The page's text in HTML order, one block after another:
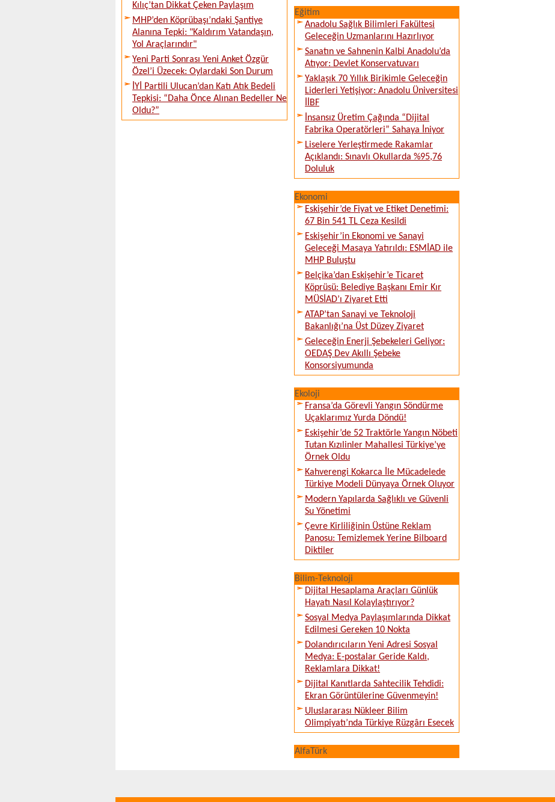
Kılıç’tan Dikkat Çeken Paylaşım
MHP’den Köprübaşı’ndaki Şantiye
Alanına Tepki: "Kaldırım Vatandaşın,
Yol Araçlarındır"
Yeni Parti Sonrası Yeni Anket Özgür
Özel’i Üzecek: Oylardaki Son Durum
İYİ Partili Ulucan’dan Katı Atık Bedeli
Tepkisi: “Daha Önce Alınan Bedeller Ne
Oldu?”
Eğitim
Anadolu Sağlık Bilimleri Fakültesi
Geleceğin Uzmanlarını Hazırlıyor
Sanatın ve Sahnenin Kalbi Anadolu’da
Atıyor: Devlet Konservatuvarı
Yaklaşık 70 Yıllık Birikimle Geleceğin
Liderleri Yetişiyor: Anadolu Üniversitesi
İİBF
İnsansız Üretim Çağında “Dijital
Fabrika Operatörleri” Sahaya İniyor
Liselere Yerleştirmede Rakamlar
Açıklandı: Sınavlı Okullarda %95,76
Doluluk
Ekonomi
Eskişehir’de Fiyat ve Etiket Denetimi:
67 Bin 541 TL Ceza Kesildi
Eskişehir’in Ekonomi ve Sanayi
Geleceği Masaya Yatırıldı: ESMİAD ile
MHP Buluştu
Belçika’dan Eskişehir’e Ticaret
Köprüsü: Belediye Başkanı Emir Kır
MÜSİAD’ı Ziyaret Etti
ATAP’tan Sanayi ve Teknoloji
Bakanlığı’na Üst Düzey Ziyaret
Geleceğin Enerji Şebekeleri Geliyor:
OEDAŞ Dev Akıllı Şebeke
Konsorsiyumunda
Ekoloji
Fransa’da Görevli Yangın Söndürme
Uçaklarımız Yurda Döndü!
Eskişehir’de 52 Traktörle Yangın Nöbeti
Tutan Kızılinler Mahallesi Türkiye’ye
Örnek Oldu
Kahverengi Kokarca İle Mücadelede
Türkiye Modeli Dünyaya Örnek Oluyor
Modern Yapılarda Sağlıklı ve Güvenli
Su Yönetimi
Çevre Kirliliğinin Üstüne Reklam
Panosu: Temizlemek Yerine Bilboard
Diktiler
Bilim-Teknoloji
Dijital Hesaplama Araçları Günlük
Hayatı Nasıl Kolaylaştırıyor?
Sosyal Medya Paylaşımlarında Dikkat
Edilmesi Gereken 10 Nokta
Dolandırıcıların Yeni Adresi Sosyal
Medya: E-postalar Geride Kaldı,
Reklamlara Dikkat!
Dijital Kanıtlarda Sahtecilik Tehdidi:
Ekran Görüntülerine Güvenmeyin!
Uluslararası Nükleer Bilim
Olimpiyatı’nda Türkiye Rüzgârı Esecek
AlfaTürk